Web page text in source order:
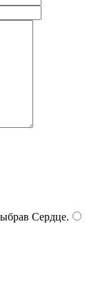
Сердце.